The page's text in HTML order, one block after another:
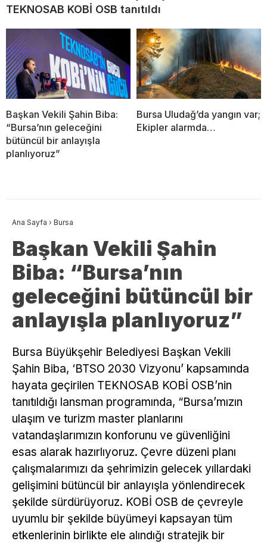
TEKNOSAB KOBİ OSB tanıtıldı
Başkan Vekili Şahin Biba:
“Bursa’nın geleceğini
bütüncül bir anlayışla
planlıyoruz”
Bursa Uludağ’da yangın var;
Ekipler alarmda…
Ana Sayfa › Bursa
Başkan Vekili Şahin
Biba: “Bursa’nın
geleceğini bütüncül bir
anlayışla planlıyoruz”
Bursa Büyükşehir Belediyesi Başkan Vekili
Şahin Biba, ‘BTSO 2030 Vizyonu’ kapsamında
hayata geçirilen TEKNOSAB KOBİ OSB’nin
tanıtıldığı lansman programında, “Bursa’mızın
ulaşım ve turizm master planlarını
vatandaşlarımızın konforunu ve güvenliğini
esas alarak hazırlıyoruz. Çevre düzeni planı
çalışmalarımızı da şehrimizin gelecek yıllardaki
gelişimini bütüncül bir anlayışla yönlendirecek
şekilde sürdürüyoruz. KOBİ OSB de çevreyle
uyumlu bir şekilde büyümeyi kapsayan tüm
etkenlerinin birlikte ele alındığı stratejik bir